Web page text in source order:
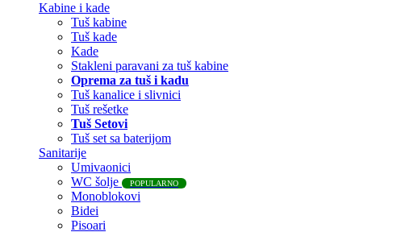
Kabine i kade
Tuš kabine
Tuš kade
Kade
Stakleni paravani za tuš kabine
Oprema za tuš i kadu
Tuš kanalice i slivnici
Tuš rešetke
Tuš Setovi
Tuš set sa baterijom
Sanitarije
Umivaonici
WC šolje
POPULARNO
Monoblokovi
Bidei
Pisoari